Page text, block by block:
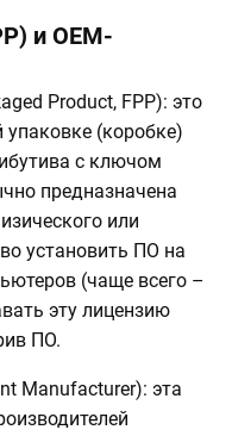
и OEM-
Product, FPP): это
(коробке)
с ключом
предназначена
или
установить ПО на
(чаще всего –
эту лицензию
ПО.
Manufacturer): эта